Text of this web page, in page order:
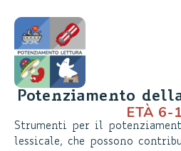
Potenziamento
ETÀ 6-
Strumenti per il
lessicale, che possono